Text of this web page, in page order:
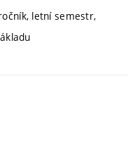
letní semestr,